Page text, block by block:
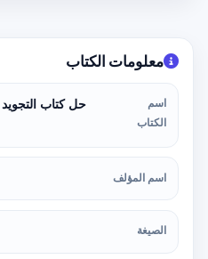
معلومات الكتاب
اسم
الكتاب
حل كتاب
اسم المؤلف
الصيغة